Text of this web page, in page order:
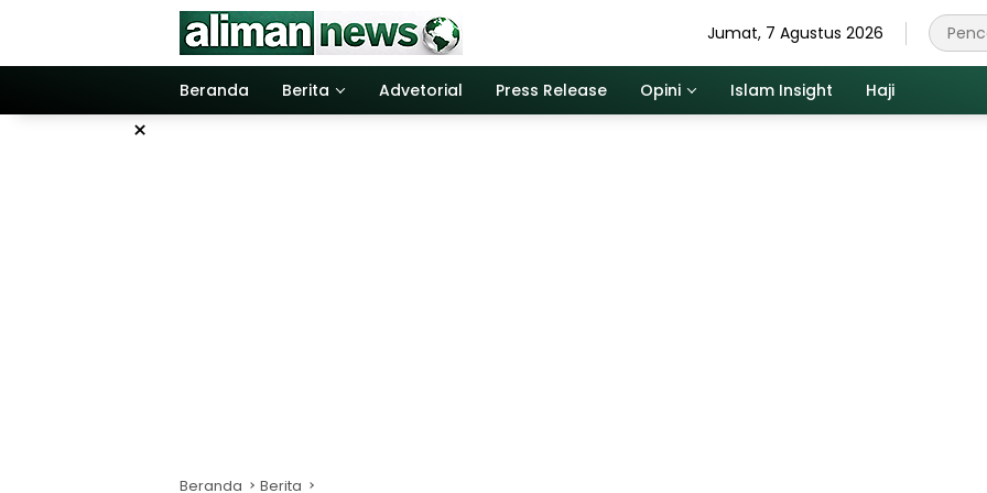
Jumat, 7 Agustus 2026
Beranda Berita Advetorial Press Release Opini Islam Insight Haji
×
Beranda Berita